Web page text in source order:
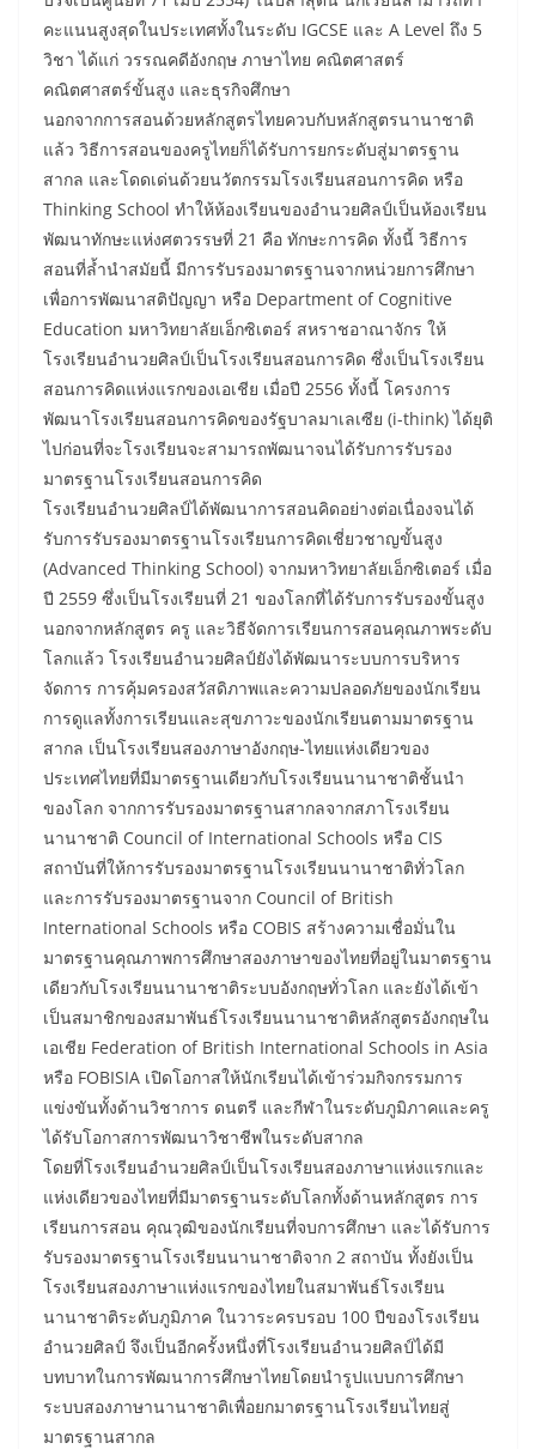
คะแนนสูงสุดในประเทศทั้งในระดับ IGCSE และ A Level ถึง 5
วิชา ได้แก่ วรรณคดีอังกฤษ ภาษาไทย คณิตศาสตร์
คณิตศาสตร์ขั้นสูง และธุรกิจศึกษา
นอกจากการสอนด้วยหลักสูตรไทยควบกับหลักสูตรนานาชาติ
แล้ว วิธีการสอนของครูไทยก็ได้รับการยกระดับสู่มาตรฐาน
สากล และโดดเด่นด้วยนวัตกรรมโรงเรียนสอนการคิด หรือ
Thinking School ทำให้ห้องเรียนของอำนวยศิลป์เป็นห้องเรียน
พัฒนาทักษะแห่งศตวรรษที่ 21 คือ ทักษะการคิด ทั้งนี้ วิธีการ
สอนที่ล้ำนำสมัยนี้ มีการรับรองมาตรฐานจากหน่วยการศึกษา
เพื่อการพัฒนาสติปัญญา หรือ Department of Cognitive
Education มหาวิทยาลัยเอ็กซิเตอร์ สหราชอาณาจักร ให้
โรงเรียนอำนวยศิลป์เป็นโรงเรียนสอนการคิด ซึ่งเป็นโรงเรียน
สอนการคิดแห่งแรกของเอเชีย เมื่อปี 2556 ทั้งนี้ โครงการ
พัฒนาโรงเรียนสอนการคิดของรัฐบาลมาเลเซีย (i-think) ได้ยุติ
ไปก่อนที่จะโรงเรียนจะสามารถพัฒนาจนได้รับการรับรอง
มาตรฐานโรงเรียนสอนการคิด
โรงเรียนอำนวยศิลป์ได้พัฒนาการสอนคิดอย่างต่อเนื่องจนได้
รับการรับรองมาตรฐานโรงเรียนการคิดเชี่ยวชาญขั้นสูง
(Advanced Thinking School) จากมหาวิทยาลัยเอ็กซิเตอร์ เมื่อ
ปี 2559 ซึ่งเป็นโรงเรียนที่ 21 ของโลกที่ได้รับการรับรองขั้นสูง
นอกจากหลักสูตร ครู และวิธีจัดการเรียนการสอนคุณภาพระดับ
โลกแล้ว โรงเรียนอำนวยศิลป์ยังได้พัฒนาระบบการบริหาร
จัดการ การคุ้มครองสวัสดิภาพและความปลอดภัยของนักเรียน
การดูแลทั้งการเรียนและสุขภาวะของนักเรียนตามมาตรฐาน
สากล เป็นโรงเรียนสองภาษาอังกฤษ-ไทยแห่งเดียวของ
ประเทศไทยที่มีมาตรฐานเดียวกับโรงเรียนนานาชาติชั้นนำ
ของโลก จากการรับรองมาตรฐานสากลจากสภาโรงเรียน
นานาชาติ Council of International Schools หรือ CIS
สถาบันที่ให้การรับรองมาตรฐานโรงเรียนนานาชาติทั่วโลก
และการรับรองมาตรฐานจาก Council of British
International Schools หรือ COBIS สร้างความเชื่อมั่นใน
มาตรฐานคุณภาพการศึกษาสองภาษาของไทยที่อยู่ในมาตรฐาน
เดียวกับโรงเรียนนานาชาติระบบอังกฤษทั่วโลก และยังได้เข้า
เป็นสมาชิกของสมาพันธ์โรงเรียนนานาชาติหลักสูตรอังกฤษใน
เอเชีย Federation of British International Schools in Asia
หรือ FOBISIA เปิดโอกาสให้นักเรียนได้เข้าร่วมกิจกรรมการ
แข่งขันทั้งด้านวิชาการ ดนตรี และกีฬาในระดับภูมิภาคและครู
ได้รับโอกาสการพัฒนาวิชาชีพในระดับสากล
โดยที่โรงเรียนอำนวยศิลป์เป็นโรงเรียนสองภาษาแห่งแรกและ
แห่งเดียวของไทยที่มีมาตรฐานระดับโลกทั้งด้านหลักสูตร การ
เรียนการสอน คุณวุฒิของนักเรียนที่จบการศึกษา และได้รับการ
รับรองมาตรฐานโรงเรียนนานาชาติจาก 2 สถาบัน ทั้งยังเป็น
โรงเรียนสองภาษาแห่งแรกของไทยในสมาพันธ์โรงเรียน
นานาชาติระดับภูมิภาค ในวาระครบรอบ 100 ปีของโรงเรียน
อำนวยศิลป์ จึงเป็นอีกครั้งหนึ่งที่โรงเรียนอำนวยศิลป์ได้มี
บทบาทในการพัฒนาการศึกษาไทยโดยนำรูปแบบการศึกษา
ระบบสองภาษานานาชาติเพื่อยกมาตรฐานโรงเรียนไทยสู่
มาตรฐานสากล